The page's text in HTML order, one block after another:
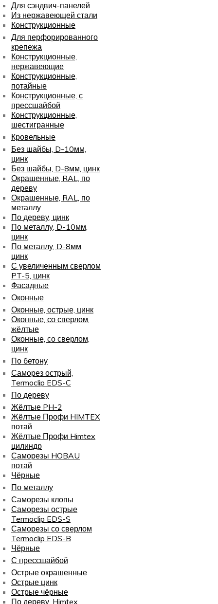
Для сэндвич-панелей
Из нержавеющей стали
Конструкционные
Для перфорированного
крепежа
Конструкционные,
нержавеющие
Конструкционные,
потайные
Конструкционные, с
прессшайбой
Конструкционные,
шестигранные
Кровельные
Без шайбы, D-10мм,
цинк
Без шайбы, D-8мм, цинк
Окрашенные, RAL, по
дереву
Окрашенные, RAL, по
металлу
По дереву, цинк
По металлу, D-10мм,
цинк
По металлу, D-8мм,
цинк
С увеличенным сверлом
PT-5, цинк
Фасадные
Оконные
Оконные, острые, цинк
Оконные, со сверлом,
жёлтые
Оконные, со сверлом,
цинк
По бетону
Саморез острый,
Termoclip EDS-C
По дереву
Жёлтые PH-2
Жёлтые Профи HIMTEX
потай
Жёлтые Профи Himtex
цилиндр
Саморезы HOBAU
потай
Чёрные
По металлу
Саморезы клопы
Саморезы острые
Termoclip EDS-S
Саморезы со сверлом
Termoclip EDS-B
Чёрные
С прессшайбой
Острые окрашенные
Острые цинк
Острые чёрные
По дереву, Himtex